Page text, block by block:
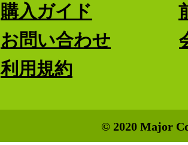
購入ガイド
お問い合わせ
利用規約
© 2020 Major